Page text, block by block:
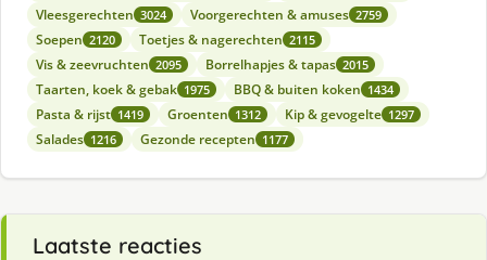
Vleesgerechten 3024 Voorgerechten & amuses 2759
Soepen 2120 Toetjes & nagerechten 2115
Vis & zeevruchten 2095 Borrelhapjes & tapas 2015
Taarten, koek & gebak 1975 BBQ & buiten koken 1434
Pasta & rijst 1419 Groenten 1312 Kip & gevogelte 1297
Salades 1216 Gezonde recepten 1177
Laatste reacties